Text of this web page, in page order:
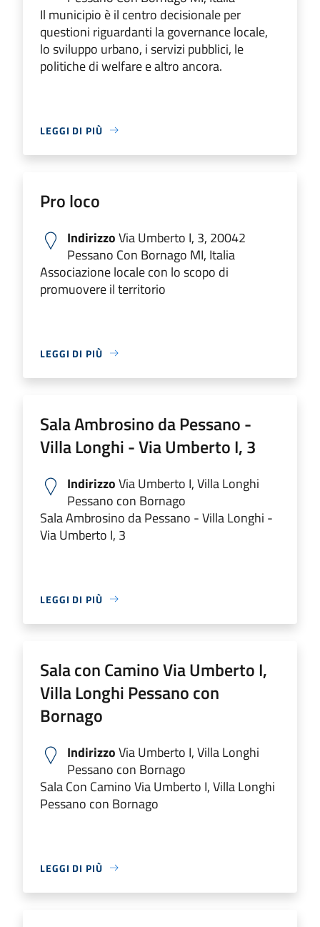
Il municipio è il centro decisionale per
questioni riguardanti la governance locale,
lo sviluppo urbano, i servizi pubblici, le
politiche di welfare e altro ancora.
LEGGI DI PIÙ
Pro loco
IndirizzoVia Umberto I, 3, 20042
Pessano Con Bornago MI, Italia
Associazione locale con lo scopo di
promuovere il territorio
LEGGI DI PIÙ
Sala Ambrosino da Pessano -
Villa Longhi - Via Umberto I, 3
IndirizzoVia Umberto I, Villa Longhi
Pessano con Bornago
Sala Ambrosino da Pessano - Villa Longhi -
Via Umberto I, 3
LEGGI DI PIÙ
Sala con Camino Via Umberto I,
Villa Longhi Pessano con
Bornago
IndirizzoVia Umberto I, Villa Longhi
Pessano con Bornago
Sala Con Camino Via Umberto I, Villa Longhi
Pessano con Bornago
LEGGI DI PIÙ